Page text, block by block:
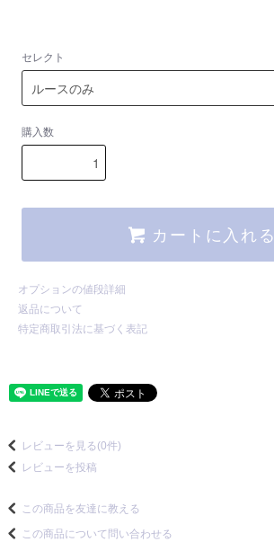
セレクト
購入数
カートに入れる
オプションの値段詳細
返品について
特定商取引法に基づく表記
レビューを見る(0件)
レビューを投稿
この商品を友達に教える
この商品について問い合わせる